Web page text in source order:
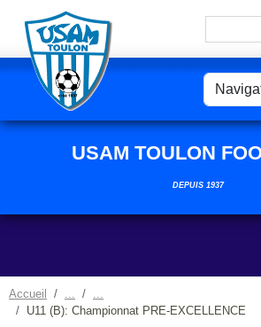
USAM TOULON
DEPUIS 1937
Accueil
U11 (B): Championnat PRE-EXCELLENCE
Panneau de gestion des cookies